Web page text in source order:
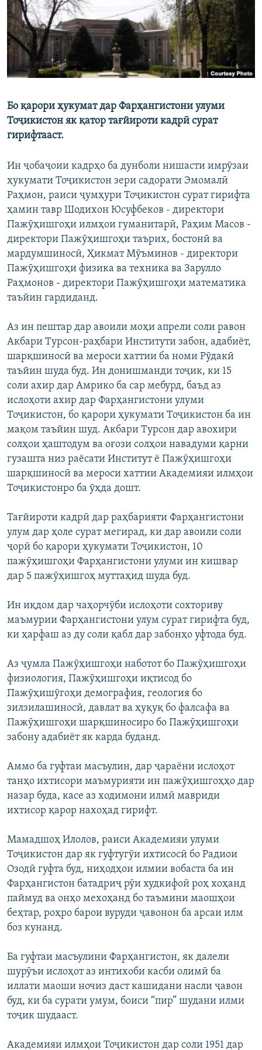
ГУЗОРИШҲОИ РАДИОӢ
Русский
ПАЙГИРӢ КУНЕД
Ҳамаи сомонаҳои RFE/RL
Бо қарори ҳукумат дар Фарҳангистони улуми
Тоҷикистон як қатор тағйироти кадрӣ сурат
гирифтааст.
Ин ҷобаҷоии кадрҳо ба дунболи нишасти имрӯзаи
ҳукумати Тоҷикистон зери садорати Эмомалӣ
Раҳмон, раиси ҷумҳури Тоҷикистон сурат гирифта
ҳамин тавр Шодихон Юсуфбеков - директори
Пажӯҳишгоҳи илмҳои гуманитарӣ, Раҳим Масов -
директори Пажӯҳишгоҳи таърих, бостонӣ ва
мардумшиносӣ, Ҳикмат Мӯъминов - директори
Пажӯҳишгоҳи физика ва техника ва Зарулло
Раҳмонов - директори Пажӯҳишгоҳи математика
таъйин гардиданд.
Аз ин пештар дар авоили моҳи апрели соли равон
Акбари Турсон-раҳбари Институти забон, адабиёт,
шарқшиносӣ ва мероси хаттии ба номи Рӯдакӣ
таъйин шуда буд. Ин донишманди тоҷик, ки 15
соли ахир дар Амрико ба сар мебурд, баъд аз
ислоҳоти ахир дар Фарҳангистони улуми
Тоҷикистон, бо қарори ҳукумати Тоҷикистон ба ин
мақом таъйин шуд. Акбари Турсон дар авохири
солҳои ҳаштодум ва оғози солҳои навадуми қарни
гузашта низ раёсати Институт ё Пажӯҳишгоҳи
шарқшиносӣ ва мероси хаттии Академияи илмҳои
Тоҷикистонро ба ӯҳда дошт.
Тағйироти кадрӣ дар раҳбарияти Фарҳангистони
улум дар ҳоле сурат мегирад, ки дар авоили соли
ҷорӣ бо қарори ҳукумати Тоҷикистон, 10
пажӯҳишгоҳи Фарҳангистони улуми ин кишвар
дар 5 пажӯҳишгоҳ муттаҳид шуда буд.
Ин иқдом дар чаҳорчӯби ислоҳоти сохториву
маъмурии Фарҳангистони улум сурат гирифта буд,
ки ҳарфаш аз ду соли қабл дар забонҳо уфтода буд.
Аз ҷумла Пажӯҳишгоҳи наботот бо Пажӯҳишгоҳи
физиология, Пажӯҳишгоҳи иқтисод бо
Пажӯҳишӯгоҳи демография, геология бо
зилзилашиносӣ, давлат ва ҳуқуқ бо фалсафа ва
Пажӯҳишгоҳи шарқшиносиро бо Пажӯҳишгоҳи
забону адабиёт як карда буданд.
Аммо ба гуфтаи масъулин, дар ҷараёни ислоҳот
танҳо ихтисори маъмурияти ин пажӯҳишгоҳҳо дар
назар буда, касе аз ходимони илмӣ мавриди
ихтисор қарор нахоҳад гирифт.
Мамадшоҳ Илолов, раиси Академияи улуми
Тоҷикистон дар як гуфтугӯи ихтисосӣ бо Радиои
Озодӣ гуфта буд, ниҳодҳои илмии вобаста ба ин
Фарҳангистон батадриҷ рӯи худкифоӣ роҳ хоҳанд
паймуд ва онҳо мехоҳанд бо таъмини маошҳои
беҳтар, роҳро барои вуруди ҷавонон ба арсаи илм
боз кунанд.
Ба гуфтаи масъулини Фарҳангистон, як далели
шурӯъи ислоҳот аз интихоби касби олимӣ ба
иллати маоши ночиз даст кашидани насли ҷавон
буд, ки ба сурати умум, боиси “пир” шудани илми
тоҷик шудааст.
Академияи илмҳои Тоҷикистон дар соли 1951 дар